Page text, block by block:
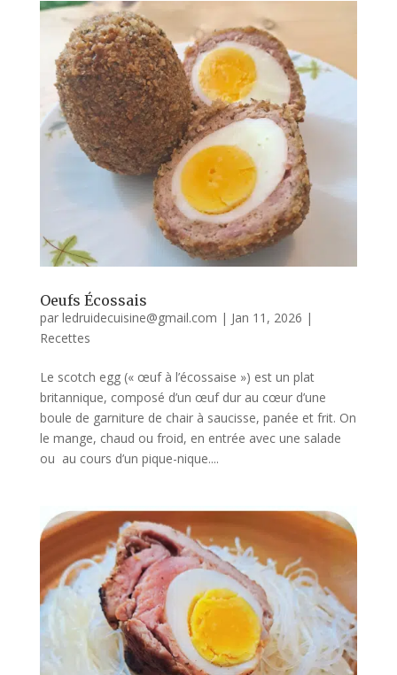
Oeufs Écossais
par ledruidecuisine@gmail.com | Jan 11, 2026 |
Recettes
Le scotch egg (« œuf à l’écossaise ») est un plat
britannique, composé d’un œuf dur au cœur d’une
boule de garniture de chair à saucisse, panée et frit. On
le mange, chaud ou froid, en entrée avec une salade
ou au cours d’un pique-nique....